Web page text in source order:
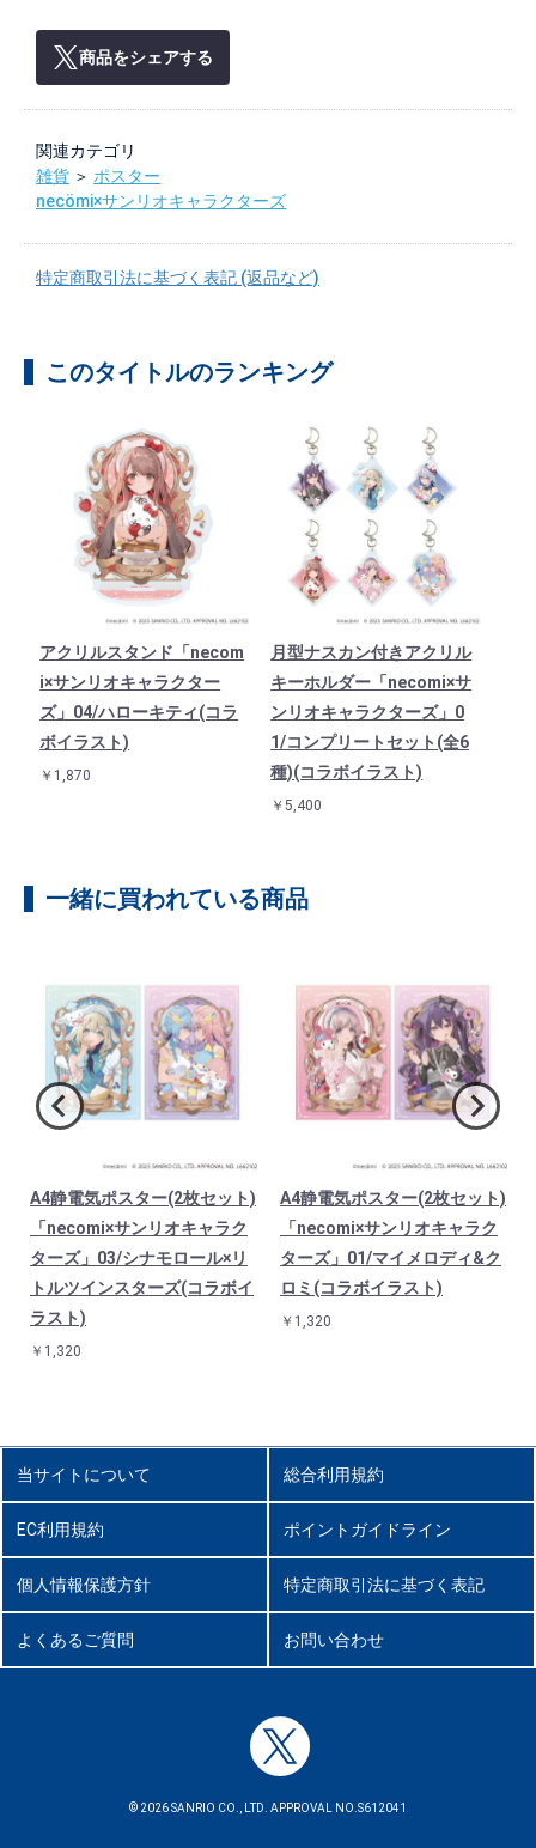
商品をシェアする
関連カテゴリ
雑貨 ＞ ポスター
necömi×サンリオキャラクターズ
特定商取引法に基づく表記 (返品など)
このタイトルのランキング
アクリルスタンド「necom
i×サンリオキャラクター
ズ」04/ハローキティ(コラ
ボイラスト)
￥1,870
月型ナスカン付きアクリル
キーホルダー「necomi×サ
ンリオキャラクターズ」0
1/コンプリートセット(全6
種)(コラボイラスト)
￥5,400
一緒に買われている商品
A4静電気ポスター(2枚セット)
「necomi×サンリオキャラク
ターズ」03/シナモロール×リ
トルツインスターズ(コラボイ
ラスト)
￥1,320
A4静電気ポスター(2枚セット)
「necomi×サンリオキャラク
ターズ」01/マイメロディ&ク
ロミ(コラボイラスト)
￥1,320
当サイトについて 総合利用規約
EC利用規約 ポイントガイドライン
個人情報保護方針 特定商取引法に基づく表記
よくあるご質問 お問い合わせ
© 2026 SANRIO CO., LTD. APPROVAL NO.S612041